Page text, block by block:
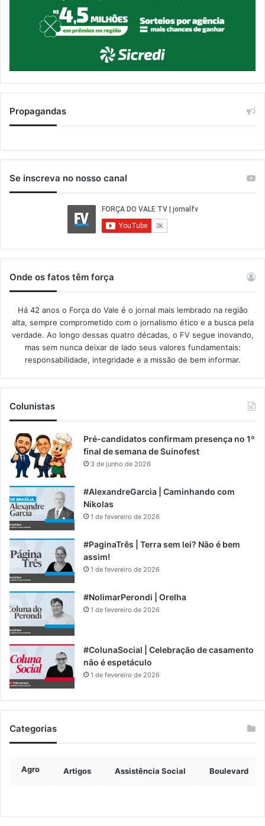
Propagandas
Se inscreva no nosso canal
Onde os fatos têm força
Há 42 anos o Força do Vale é o jornal mais lembrado na região
alta, sempre comprometido com o jornalismo ético e a busca pela
verdade. Ao longo dessas quatro décadas, o FV segue inovando,
mas sem nunca deixar de lado seus valores fundamentais:
responsabilidade, integridade e a missão de bem informar.​
Colunistas
Pré-candidatos confirmam presença no 1º
final de semana de Suinofest
3 de junho de 2026
#AlexandreGarcia | Caminhando com
Nikolas
1 de fevereiro de 2026
#PaginaTrês | Terra sem lei? Não é bem
assim!
1 de fevereiro de 2026
#NolimarPerondi | Orelha
1 de fevereiro de 2026
#ColunaSocial | Celebração de casamento
não é espetáculo
1 de fevereiro de 2026
Categorias
Agro Artigos Assistência Social Boulevard